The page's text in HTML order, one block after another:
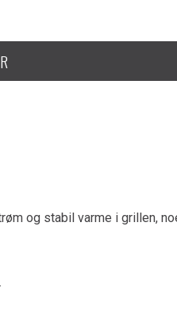
og stabil varme i grillen,